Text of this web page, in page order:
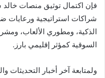
فإن اكتمال توثيق منصات خالد
شراكات استراتيجية ورعايات
الذكية، ومطوري الألعاب،
السوقية كمؤثر إقليمي بارز.
ولمتابعة آخر أخبار التحديثات